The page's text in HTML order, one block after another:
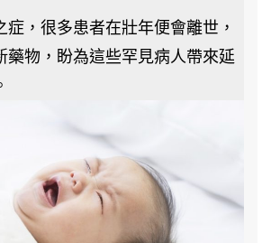
症，很多患者在壯年便會離世，
藥物，盼為這些罕見病人帶來延